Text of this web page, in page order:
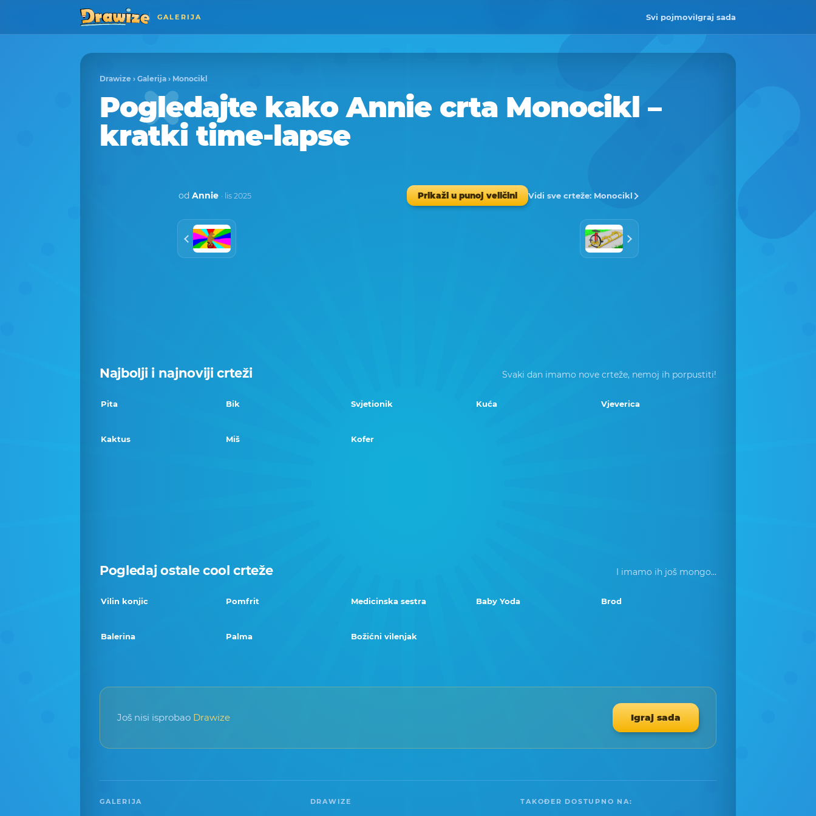
GALERIJA Svi pojmoviIgraj sada
Drawize › Galerija › Monocikl
Pogledajte kako Annie crta Monocikl –
kratki time-lapse
od Annie · lis 2025 Prikaži u punoj veličini Vidi sve crteže: Monocikl
Najbolji i najnoviji crteži Svaki dan imamo nove crteže, nemoj ih porpustiti!
Pita Bik Svjetionik Kuća Vjeverica
Kaktus Miš Kofer
Pogledaj ostale cool crteže I imamo ih još mongo...
Vilin konjic Pomfrit Medicinska sestra Baby Yoda Brod
Balerina Palma Božićni vilenjak
Još nisi isprobao Drawize Igraj sada
GALERIJA DRAWIZE TAKOĐER DOSTUPNO NA: